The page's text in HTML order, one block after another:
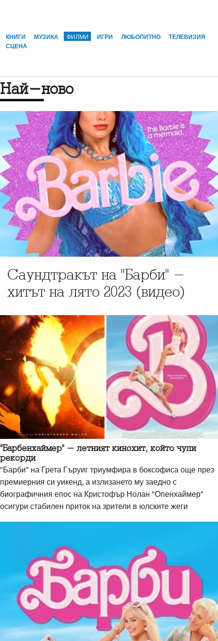
КНИГИ МУЗИКА ФИЛМИ ИГРИ ЛЮБОПИТНО
ТЕЛЕВИЗИЯ
СЦЕНА
Най-ново
Саундтракът на "Барби" -
хитът на лято 2023 (видео)
"Барбенхаймер" - летният кинохит, който чупи
рекорди
"Барби" на Грета Гъруиг триумфира в боксофиса още през
премиерния си уикенд, а излизането му заедно с
биографичния епос на Кристофър Нолан "Опенхаймер"
осигури стабилен приток на зрители в юлските жеги